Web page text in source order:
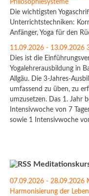
Philosophiesysteme
Die wichtigsten
Unterrichtstechniken:
Anfänger, Yoga für den
11.09.2026 - 13.09.2026
Dies ist die
Yogalehrerausbildung in
Allgäu. Die 3-Jahres-
umfassend zu üben, zu
umzusetzen. Das 1. Jahr
Intensivwoche von 7
sowie 1 Intensivwoche
07.09.2026 - 28.09.2026
Harmonisierung der